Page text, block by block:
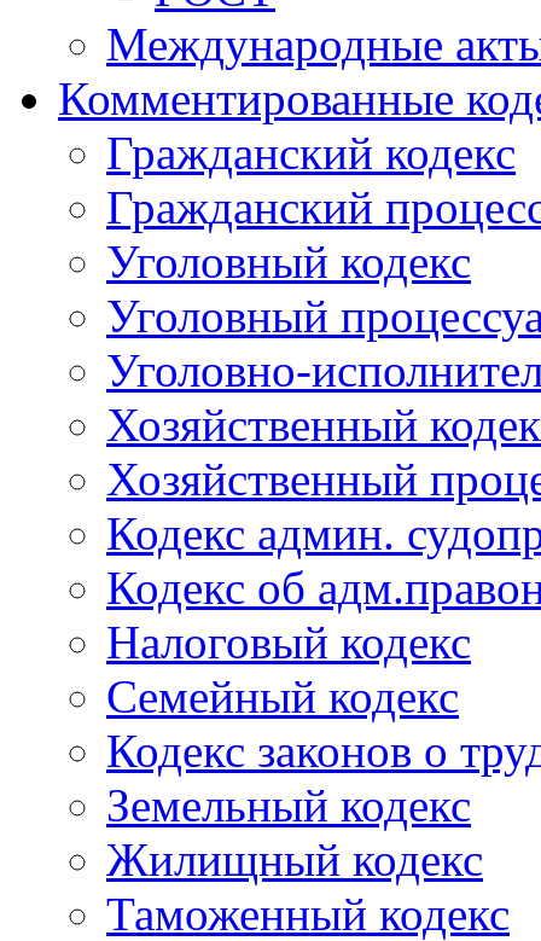
Международные
Комментированные
Гражданский кодекс
Гражданский
Уголовный кодекс
Уголовный
Уголовно-
Хозяйственный
Хозяйственный
Кодекс админ.
Кодекс об
Налоговый кодекс
Семейный кодекс
Кодекс законов о
Земельный кодекс
Жилищный кодекс
Таможенный кодекс